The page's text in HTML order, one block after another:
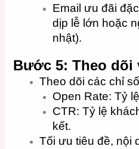
Email ưu đãi
dịp lễ lớn hoặc
nhật).
Bước 5: Theo dõi
Theo dõi các chỉ
Open Rate: Tỷ
CTR: Tỷ lệ
kết.
Tối ưu tiêu đề, nội